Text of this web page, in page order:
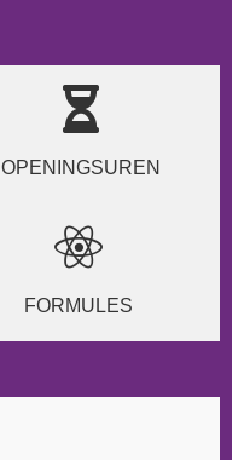
OPENINGSUREN
FORMULES